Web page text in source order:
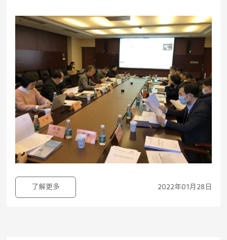
了解更多 2022年01月28日